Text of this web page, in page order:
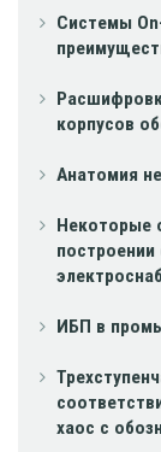
Системы
корпусов
Анатомия
Некоторые
построении
ИБП в
хаос с